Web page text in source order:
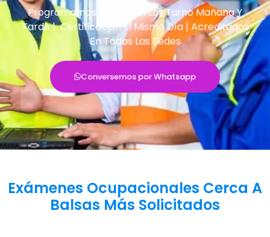
Programamos Tu Cita En Los Turno Mañana Y
Tarde | Certificación El Mismo Día | Acreditados
En Todas Las Sedes
Conversemos por Whatsapp
Exámenes Ocupacionales Cerca A
Balsas Más Solicitados